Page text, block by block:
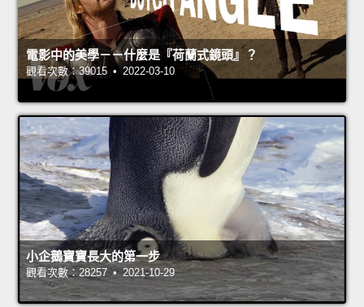
電影中的美學－－什麼是『荷蘭式鏡頭』？
觀看次數：39015 • 2022-03-10
小企鵝寶寶長大的第一步
觀看次數：28257 • 2021-10-29